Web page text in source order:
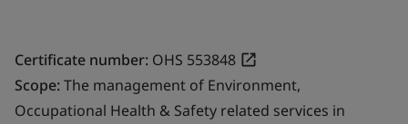
Certificate number: OHS 553848
Scope:The management of Environment,
Occupational Health & Safety related services in